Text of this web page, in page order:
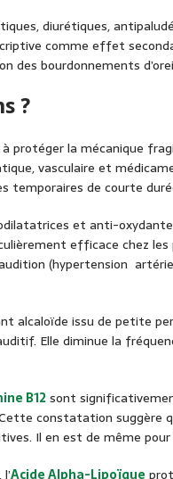
diurétiques,
comme effet
des bourdonnements
?
protéger la mécanique
vasculaire et
temporaires de courte
et anti-
efficace chez
(hypertension
alcaloïde issu de petite
Elle diminue la
B12sont
constatation suggère
Il en est de même pour
Acide Alpha-Lipoïque